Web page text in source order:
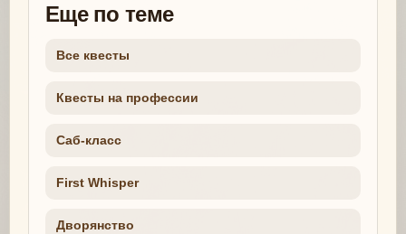
Еще по теме
Все квесты
Квесты на профессии
Саб-класс
First Whisper
Дворянство